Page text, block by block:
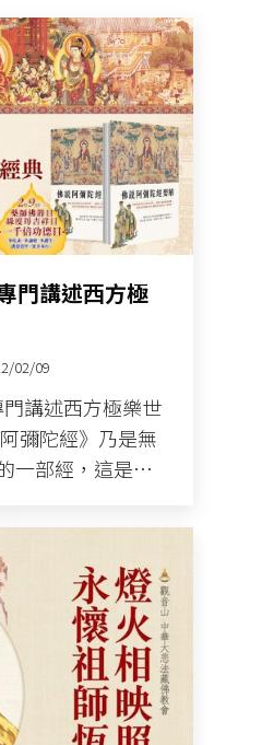
門講述西方極
02/09
講述西方極樂世
彌陀經》乃是無
一部經，這是…